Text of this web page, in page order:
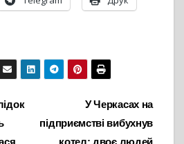
У Черкасах на
підприємстві вибухнув